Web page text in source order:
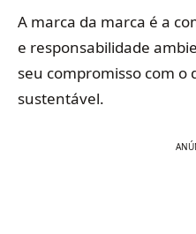
A marca da marca é a
e responsabilidade
seu compromisso com o
sustentável.